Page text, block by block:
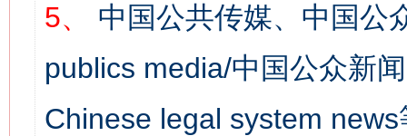
5、
中国公共传媒、中国公
publics media/中国公众新
Chinese legal system